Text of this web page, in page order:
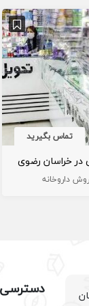
تماس بگیرید
در خراسان رضوی
داروخانه